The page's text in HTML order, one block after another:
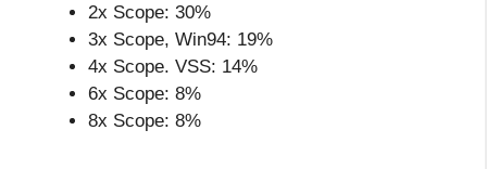
2x Scope: 30%
3x Scope, Win94: 19%
4x Scope. VSS: 14%
6x Scope: 8%
8x Scope: 8%